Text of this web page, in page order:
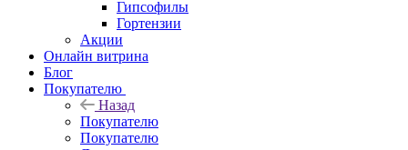
Гипсофилы
Гортензии
Акции
Онлайн витрина
Блог
Покупателю
Назад
Покупателю
Покупателю